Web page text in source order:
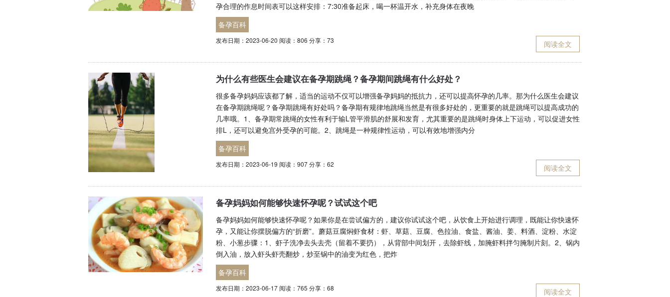
孕合理的作息时间表可以这样安排：7:30准备起床，喝一杯温开水，补充身体在夜晚
备孕百科
发布日期：2023-06-20 阅读：806 分享：73 阅读全文
为什么有些医生会建议在备孕期跳绳？备孕期间跳绳有什么好处？
很多备孕妈妈应该都了解，适当的运动不仅可以增强备孕妈妈的抵抗力，还可以提高怀孕的几率。那为什么医生会建议
在备孕期跳绳呢？备孕期跳绳有好处吗？备孕期有规律地跳绳当然是有很多好处的，更重要的就是跳绳可以提高成功的
几率哦。1、备孕期常跳绳的女性有利于输L管平滑肌的舒展和发育，尤其重要的是跳绳时身体上下运动，可以促进女性
排L，还可以避免宫外受孕的可能。2、跳绳是一种规律性运动，可以有效地增强内分
备孕百科
发布日期：2023-06-19 阅读：907 分享：62 阅读全文
备孕妈妈如何能够快速怀孕呢？试试这个吧
备孕妈妈如何能够快速怀孕呢？如果你是在尝试偏方的，建议你试试这个吧，从饮食上开始进行调理，既能让你快速怀
孕，又能让你摆脱偏方的“折磨”。蘑菇豆腐焖虾食材：虾、草菇、豆腐、色拉油、食盐、酱油、姜、料酒、淀粉、水淀
粉、小葱步骤：1、虾子洗净去头去壳（留着不要扔），从背部中间划开，去除虾线，加腌虾料拌匀腌制片刻。2、锅内
倒入油，放入虾头虾壳翻炒，炒至锅中的油变为红色，把炸
备孕百科
发布日期：2023-06-17 阅读：765 分享：68 阅读全文